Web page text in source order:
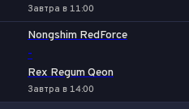
Завтра в 11:00
Nongshim RedForce
-
Rex Regum Qeon
Завтра в 14:00